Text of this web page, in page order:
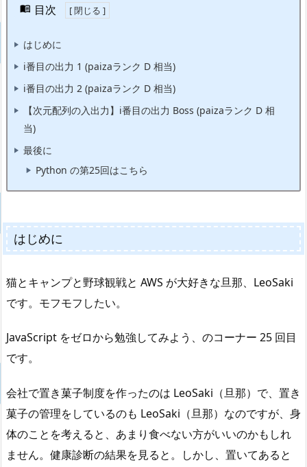
目次
はじめに
i番目の出力 1 (paizaランク D 相当)
i番目の出力 2 (paizaランク D 相当)
【次元配列の入出力】i番目の出力 Boss (paizaランク D 相
当)
最後に
Python の第25回はこちら
はじめに
猫とキャンプと野球観戦と AWS が大好きな旦那、LeoSaki
です。モフモフしたい。
JavaScript をゼロから勉強してみよう、のコーナー 25 回目
です。
会社で置き菓子制度を作ったのは LeoSaki（旦那）で、置き
菓子の管理をしているのも LeoSaki（旦那）なのですが、身
体のことを考えると、あまり食べない方がいいのかもしれ
ません。健康診断の結果を見ると。しかし、置いてあると